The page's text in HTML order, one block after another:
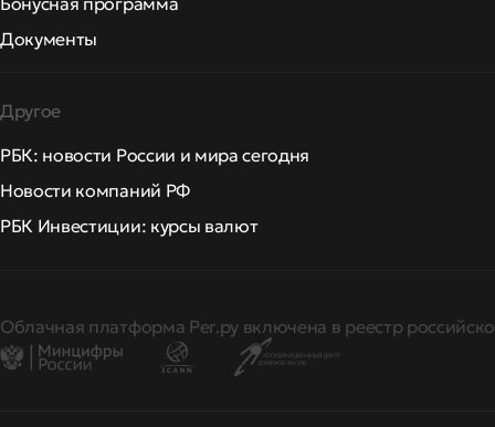
Документы
Другое
РБК: новости России и мира сегодня
Новости компаний РФ
РБК Инвестиции: курсы валют
Облачная платформа Рег.ру включена в реестр